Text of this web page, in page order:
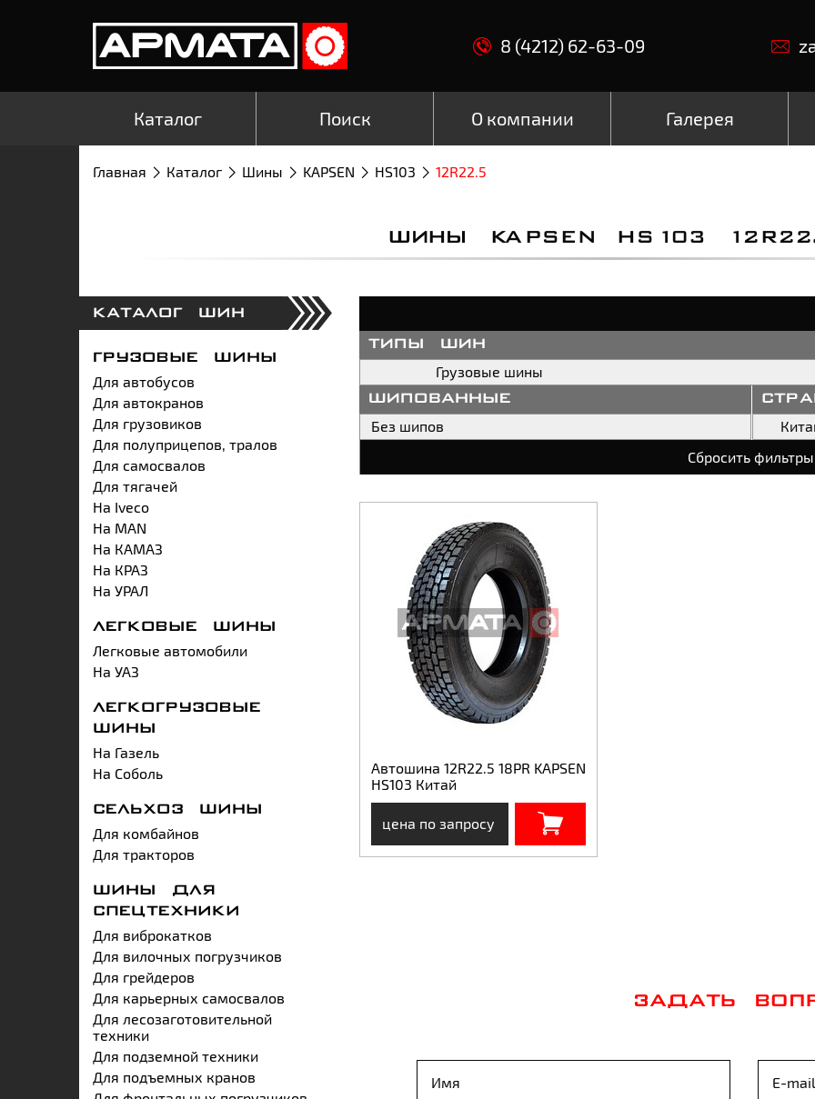
8 (4212) 62-63-09
Каталог Поиск О компании Галерея
Главная Каталог Шины KAPSEN HS103 12R22.5
ШИНЫ KAPSEN HS103
КАТАЛОГ ШИН
ГРУЗОВЫЕ ШИНЫ
Для автобусов
Для автокранов
Для грузовиков
Для полуприцепов, тралов
Для самосвалов
Для тягачей
На Iveco
На MAN
На КАМАЗ
На КРАЗ
На УРАЛ
ЛЕГКОВЫЕ ШИНЫ
Легковые автомобили
На УАЗ
ЛЕГКОГРУЗОВЫЕ
ШИНЫ
На Газель
На Соболь
СЕЛЬХОЗ ШИНЫ
Для комбайнов
Для тракторов
ШИНЫ ДЛЯ
СПЕЦТЕХНИКИ
Для виброкатков
Для вилочных погрузчиков
Для грейдеров
Для карьерных самосвалов
Для лесозаготовительной
техники
Для подземной техники
Для подъемных кранов
типы шин
Грузовые шины
шипованные
Без шипов
Сбросить фильтры
Автошина 12R22.5 18PR KAPSEN
HS103 Китай
цена по запросу
ЗАДАТЬ